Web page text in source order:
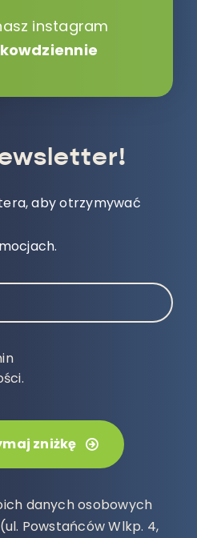
instagram
aby otrzymywać
zniżkę
danych osobowych
Powstańców Wlkp. 4,